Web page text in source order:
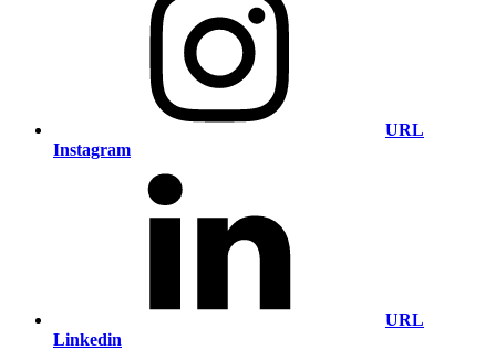
URL
Instagram
URL
Linkedin